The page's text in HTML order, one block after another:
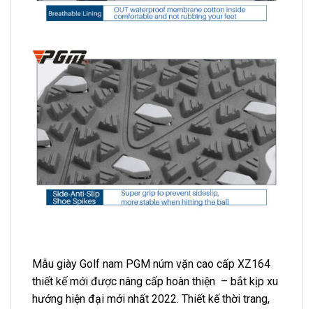
Mẫu giày Golf nam PGM núm vặn cao cấp XZ164
thiết kế mới được nâng cấp hoàn thiện – bắt kịp xu
hướng hiện đại mới nhất 2022. Thiết kế thời trang,